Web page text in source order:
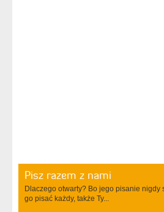
Pisz razem z nami
Dlaczego otwarty? Bo jego pisanie nigdy
go pisać każdy, także Ty...